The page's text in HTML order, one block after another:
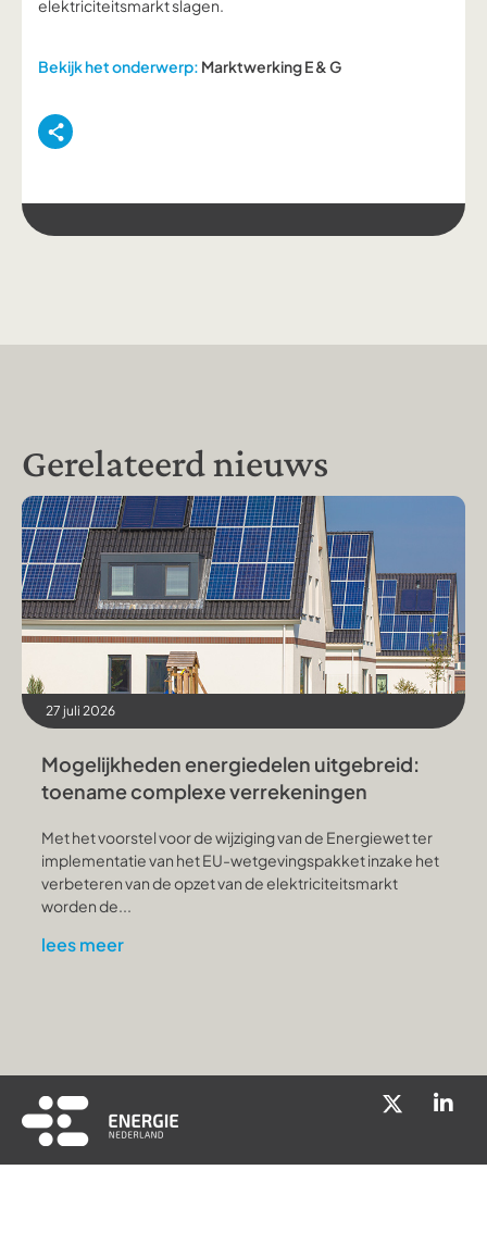
elektriciteitsmarkt slagen.
Bekijk het onderwerp: Marktwerking E & G
Gerelateerd nieuws
27 juli 2026
Mogelijkheden energiedelen uitgebreid:
toename complexe verrekeningen
Met het voorstel voor de wijziging van de Energiewet ter
implementatie van het EU-wetgevingspakket inzake het
verbeteren van de opzet van de elektriciteitsmarkt
worden de...
lees meer